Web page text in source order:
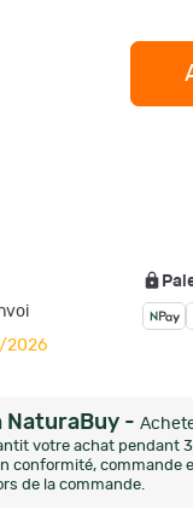
2026
NaturaBuy -
votre achat pendant
conformité, commande
de la commande.